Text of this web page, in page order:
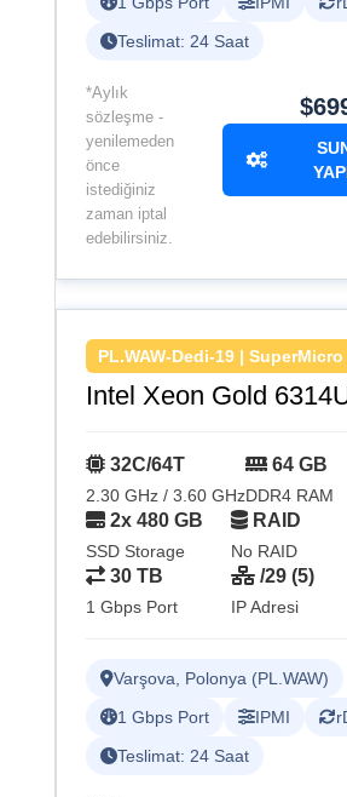
Teslimat: 24 Saat
*Aylık
sözleşme -
yenilemeden
önce
istediğiniz
zaman iptal
edebilirsiniz.
PL.WAW-Dedi-19 | SuperMicro
Intel Xeon Gold
32C/64T
2.30 GHz / 3.60 GHz
64 GB
DDR4 RAM
2x 480 GB
SSD Storage
RAID
No RAID
30 TB
1 Gbps Port
/29 (5)
IP Adresi
Varşova, Polonya (PL.WAW)
1 Gbps Port
IPMI
Teslimat: 24 Saat